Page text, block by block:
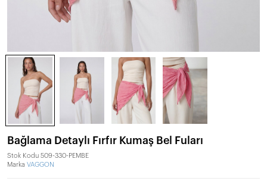
Bağlama Detaylı Fırfır Kumaş Bel Fuları
Stok Kodu 509-330-PEMBE
Marka VAGGON